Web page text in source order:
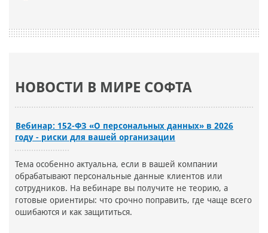
НОВОСТИ В МИРЕ СОФТА
Вебинар: 152-ФЗ «О персональных данных» в 2026
году - риски для вашей организации
Тема особенно актуальна, если в вашей компании
обрабатывают персональные данные клиентов или
сотрудников. На вебинаре вы получите не теорию, а
готовые ориентиры: что срочно поправить, где чаще всего
ошибаются и как защититься.